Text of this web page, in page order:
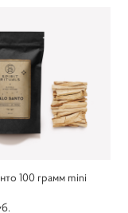
100 грамм mini